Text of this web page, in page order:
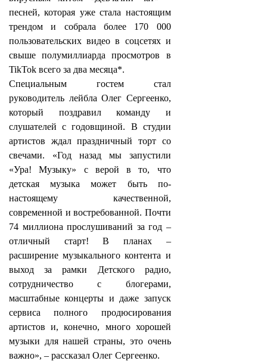
песней, которая уже стала настоящим
трендом и собрала более 170 000
пользовательских видео в соцсетях и
свыше полумиллиарда просмотров в
TikTok всего за два месяца*.
Специальным гостем стал
руководитель лейбла Олег Сергеенко,
который поздравил команду и
слушателей с годовщиной. В студии
артистов ждал праздничный торт со
свечами. «Год назад мы запустили
«Ура! Музыку» с верой в то, что
детская музыка может быть по-
настоящему качественной,
современной и востребованной. Почти
74 миллиона прослушиваний за год –
отличный старт! В планах –
расширение музыкального контента и
выход за рамки Детского радио,
сотрудничество с блогерами,
масштабные концерты и даже запуск
сервиса полного продюсирования
артистов и, конечно, много хорошей
музыки для нашей страны, это очень
важно», – рассказал Олег Сергеенко.